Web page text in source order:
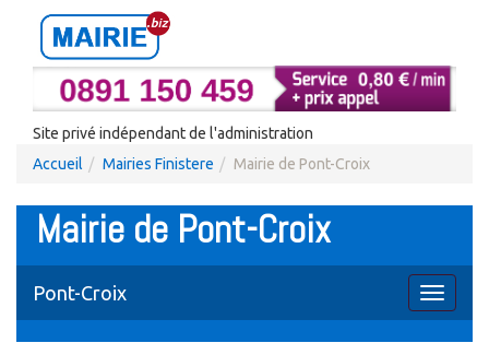
Site privé indépendant de l'administration
Accueil
Mairies Finistere Mairie de Pont-Croix
Mairie de Pont-Croix
Toggle
Pont-Croix